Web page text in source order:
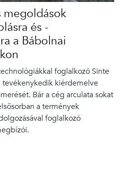
megoldások
és -
a Bábolnai
foglalkozó Sinte
tevékenykedik kiérdemelve
Bár a cég arculata sokat
a termények
foglalkozó